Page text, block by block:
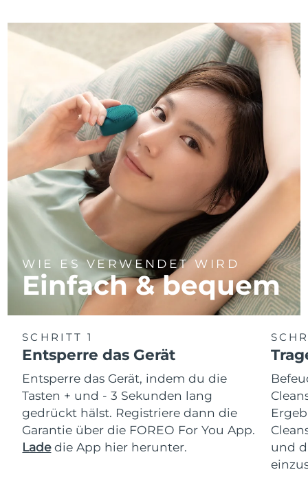
WIE ES VERWENDET WIRD
Einfach & bequem
SCHRITT 1
Entsperre das Gerät
Entsperre das Gerät, indem du die
Tasten + und - 3 Sekunden lang
gedrückt hälst. Registriere dann die
Garantie über die FOREO For You App.
Ladedie App hier herunter.
und